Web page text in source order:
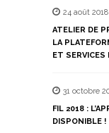
24 août 2018
ATELIER DE
LA
ET SERVICES
31 octobre
FIL 2018 :
DISPONIBLE !